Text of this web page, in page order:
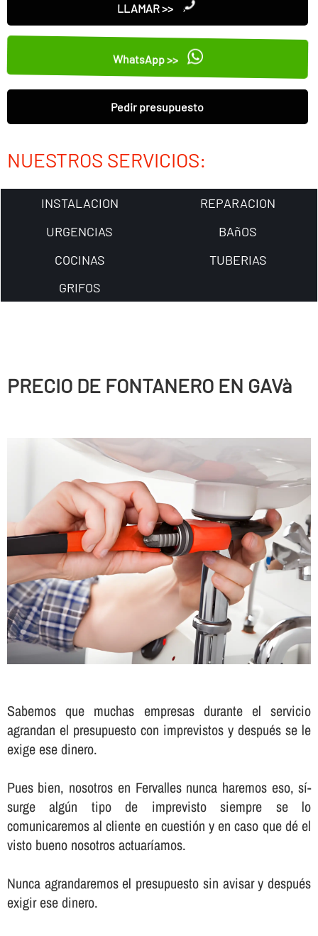
LLAMAR >>
WhatsApp >>
Pedir presupuesto
NUESTROS SERVICIOS:
INSTALACION
REPARACION
URGENCIAS
BAñOS
COCINAS
TUBERIAS
GRIFOS
PRECIO DE FONTANERO EN GAVà
Sabemos que muchas empresas durante el servicio
agrandan el presupuesto con imprevistos y después se le
exige ese dinero.
Pues bien, nosotros en Fervalles nunca haremos eso, sí­
surge algún tipo de imprevisto siempre se lo
comunicaremos al cliente en cuestión y en caso que dé el
visto bueno nosotros actuarí­amos.
Nunca agrandaremos el presupuesto sin avisar y después
exigir ese dinero.